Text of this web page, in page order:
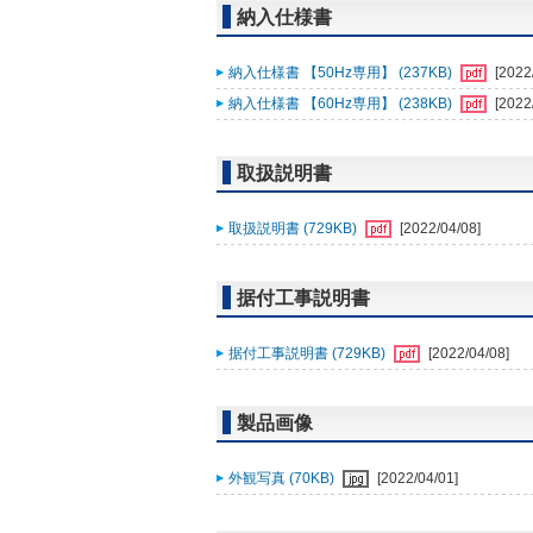
納入仕様書
納入仕様書 【50Hz専用】 (237KB)
納入仕様書 【60Hz専用】 (238KB)
取扱説明書
取扱説明書 (729KB) [2022/04/08]
据付工事説明書
据付工事説明書 (729KB) [2022/04/08]
製品画像
外観写真 (70KB) [2022/04/01]